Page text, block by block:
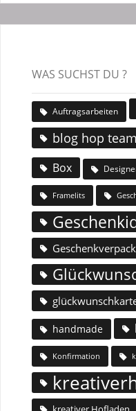
WAS SUCHST DU ?
Auftragsarbeiten
blog hop
Box
Framelits
handmade
Konfirmation